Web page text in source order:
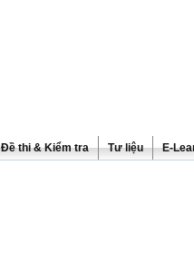
Đề thi & Kiểm tra Tư liệu E-